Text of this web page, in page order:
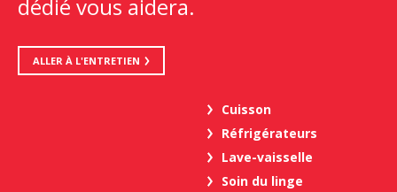
dédié vous aidera.
ALLER À L'ENTRETIEN
Cuisson
Réfrigérateurs
Lave-vaisselle
Soin du linge